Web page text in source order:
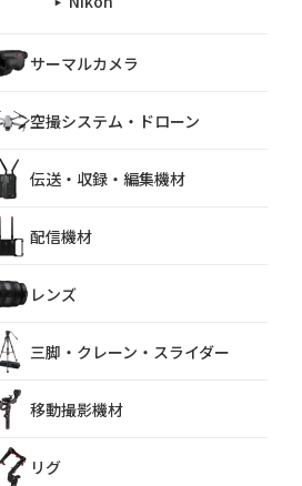
サーマルカメラ
空撮システム・ドローン
伝送・収録・編集機材
配信機材
レンズ
三脚・クレーン・スライダー
移動撮影機材
リグ